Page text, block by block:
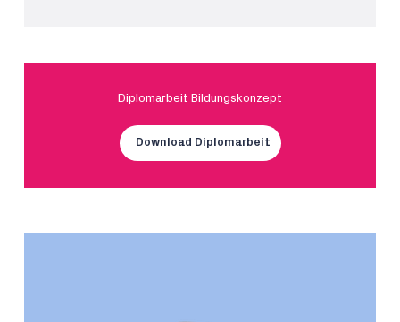
Diplomarbeit Bildungskonzept
Download Diplomarbeit